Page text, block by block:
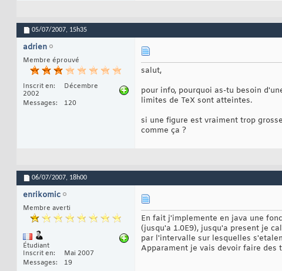
05/07/2007, 15h35
adrien
Membre éprouvé
Inscrit en
Décembre
2002
Messages
120
salut,
pour info, pourquoi as-tu besoin
limites de TeX sont atteintes.
si une figure est vraiment trop
comme ça ?
06/07/2007, 18h00
enrikomic
Membre averti
Étudiant
Inscrit en
Mai 2007
Messages
19
En fait j'implemente en java une
(jusqu'a 1.0E9), jusqu'a present je
par l'intervalle sur lesquelles
Apparament je vais devoir faire des